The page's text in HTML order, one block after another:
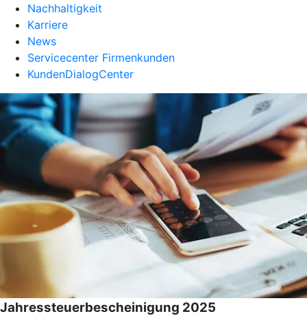
Nachhaltigkeit
Karriere
News
Servicecenter Firmenkunden
KundenDialogCenter
Jahressteuerbescheinigung 2025